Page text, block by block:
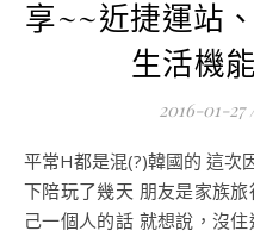
享~~近捷運站
生活機
2016-01-27
平常H都是混(?)韓國的 這次因為韓國朋友到高雄旅遊，所以南
下陪玩了幾天 朋友是家族
己一個人的話 就想說，沒